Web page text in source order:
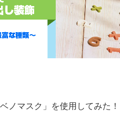
飾！コピペ
ベノマスク」を使用してみた！